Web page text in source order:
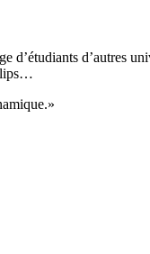
d’étudiants d’autres